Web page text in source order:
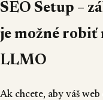
SEO Setup –
je možné robiť
LLMO
Ak chcete, aby váš